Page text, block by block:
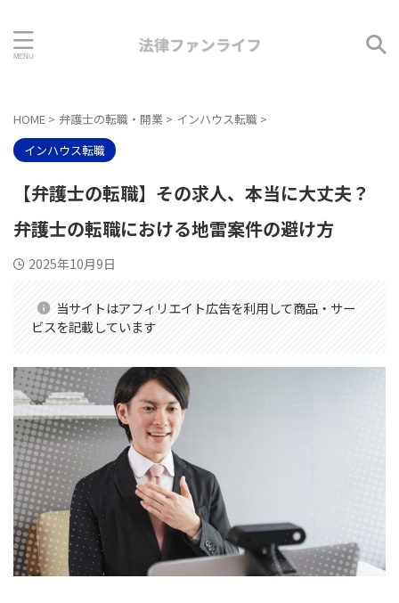
HOME > 弁護士の転職・開業 > インハウス転職 >
インハウス転職
【弁護士の転職】その求人、本当に大丈夫？
弁護士の転職における地雷案件の避け方
2025年10月9日
当サイトはアフィリエイト広告を利用して商品・サー
ビスを記載しています